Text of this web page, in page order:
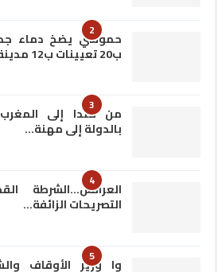
2
حموشي يضخ دماء
ب20 تعيينات ب12 مدينة
3
من كندا إلى
بالدولة إلى مهنة…
4
العرائش…الشرطة
التصريحات الزائفة…
5
وا وزير الأوقاف